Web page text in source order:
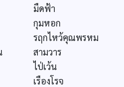
มืดฟ้า
กุมหอก
รฤกไหว้คุณพรหม
สามวาร
ไป่เว้น
เรืองโรจ